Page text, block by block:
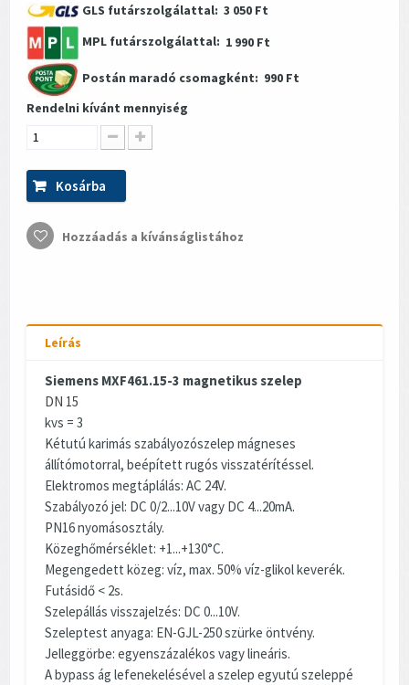
GLS futárszolgálattal: 3 050 Ft
MPL futárszolgálattal: 1 990 Ft
Postán maradó csomagként: 990 Ft
Rendelni kívánt mennyiség
Kosárba
Hozzáadás a kívánságlistához
Leírás
Siemens MXF461.15-3 magnetikus szelep
DN 15
kvs = 3
Kétutú karimás szabályozószelep mágneses
állítómotorral, beépített rugós visszatérítéssel.
Elektromos megtáplálás: AC 24V.
Szabályozó jel: DC 0/2...10V vagy DC 4...20mA.
PN16 nyomásosztály.
Közeghőmérséklet: +1...+130°C.
Megengedett közeg: víz, max. 50% víz-glikol keverék.
Futásidő < 2s.
Szelepállás visszajelzés: DC 0...10V.
Szeleptest anyaga: EN-GJL-250 szürke öntvény.
Jelleggörbe: egyenszázalékos vagy lineáris.
A bypass ág lefenekelésével a szelep egyutú szeleppé